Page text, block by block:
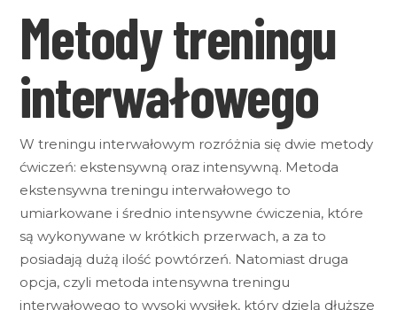
Metody treningu
interwałowego
W treningu interwałowym rozróżnia się dwie metody
ćwiczeń: ekstensywną oraz intensywną. Metoda
ekstensywna treningu interwałowego to
umiarkowane i średnio intensywne ćwiczenia, które
są wykonywane w krótkich przerwach, a za to
posiadają dużą ilość powtórzeń. Natomiast druga
opcja, czyli metoda intensywna treningu
interwałowego to wysoki wysiłek, który dzielą dłuższe